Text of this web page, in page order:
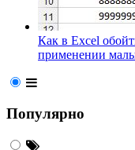
Как в Excel
применении
Популярно